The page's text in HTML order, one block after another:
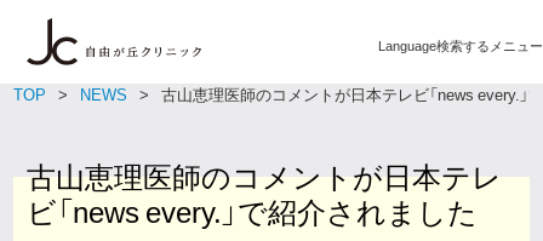
Language検索するメニュー
TOP NEWS 古山恵理医師のコメントが日本テレビ「news every.」
古山恵理医師のコメントが日本テレ
ビ「news every.」で紹介されました